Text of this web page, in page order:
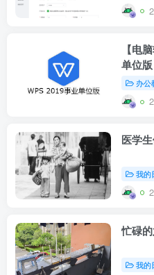
【电
单位版
办公
医学
我的
忙碌
我的